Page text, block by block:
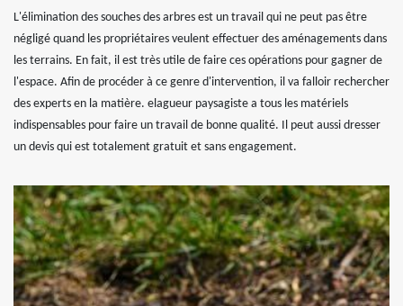
L'élimination des souches des arbres est un travail qui ne peut pas être
négligé quand les propriétaires veulent effectuer des aménagements dans
les terrains. En fait, il est très utile de faire ces opérations pour gagner de
l'espace. Afin de procéder à ce genre d'intervention, il va falloir rechercher
des experts en la matière. elagueur paysagiste a tous les matériels
indispensables pour faire un travail de bonne qualité. Il peut aussi dresser
un devis qui est totalement gratuit et sans engagement.